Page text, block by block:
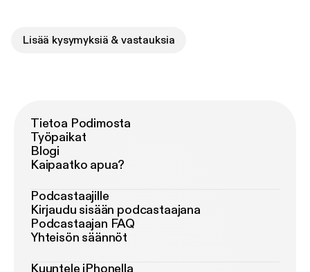
Lisää kysymyksiä & vastauksia
Tietoa Podimosta
Työpaikat
Blogi
Kaipaatko apua?
Podcastaajille
Kirjaudu sisään podcastaajana
Podcastaajan FAQ
Yhteisön säännöt